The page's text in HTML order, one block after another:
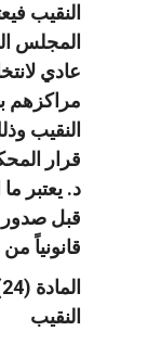
النقيب
المجلس
عادي
مراكزهم
النقيب
قرار
د. يعتبر
قبل صدور
قانونياً
المادة (24)
النقيب